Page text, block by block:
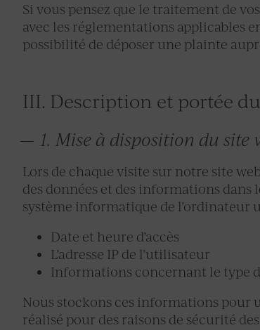
Si vous pensez que le traitement de
avec les réglementations applicables
possibilité de déposer une plainte
III. Description et portée
1. Mise à disposition du site
Lors de chaque visite sur notre site
des données et des informations
système informatique de l’ordinateur
Date et heure d’accès
L’adresse IP de l’utilisateur
Informations concernant le type
Nous stockons ces informations pour
réalisé pour des raisons de sécurité